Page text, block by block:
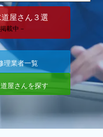
屋さん３選
載中－
理業者一覧
屋さんを探す